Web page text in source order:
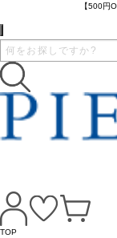
【500円
TOP